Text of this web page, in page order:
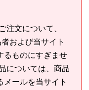
注文について、
および当サイト
るものにすぎませ
については、商品
メールを当サイト